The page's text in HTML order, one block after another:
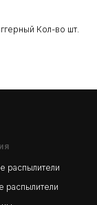
Кол-во шт.
распылители
распылители